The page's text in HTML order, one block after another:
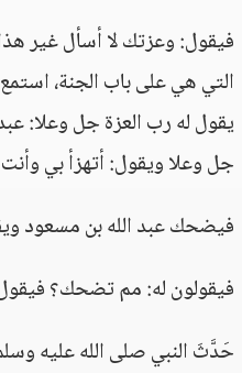
فيقول: وعزتك لا أسأل غير
التي هي على باب الجنة،
يقول له رب العزة جل وعلا:
جل وعلا ويقول: أتهزأ بي
فيضحك عبد الله بن مسعود
فيقولون له: مم تضحك؟
حَدَّثَ النبي صلى الله عليه